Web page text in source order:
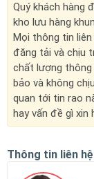
Quý khách hàng
kho lưu hàng
Mọi thông tin
đăng tải và chịu
chất lượng
bảo và không
quan tới tin rao
hay vấn đề gì xin
Thông tin liên hệ